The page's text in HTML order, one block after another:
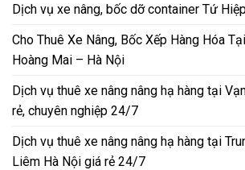
Dịch vụ xe nâng, bốc dỡ container Tứ
Cho Thuê Xe Nâng, Bốc Xếp Hàng Hóa
Hoàng Mai – Hà Nội
Dịch vụ thuê xe nâng nâng hạ hàng tại
rẻ, chuyên nghiệp 24/7
Dịch vụ thuê xe nâng nâng hạ hàng tại
Liêm Hà Nội giá rẻ 24/7